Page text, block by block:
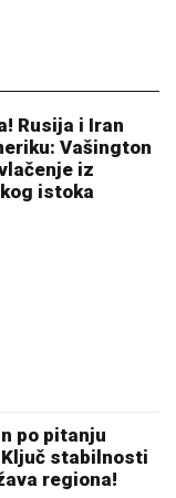
scena sa
SAVIĆ NAKON
PREKINULA
znači", čim
IZMIČE
OD
je Ana Nikolić
joj jezive